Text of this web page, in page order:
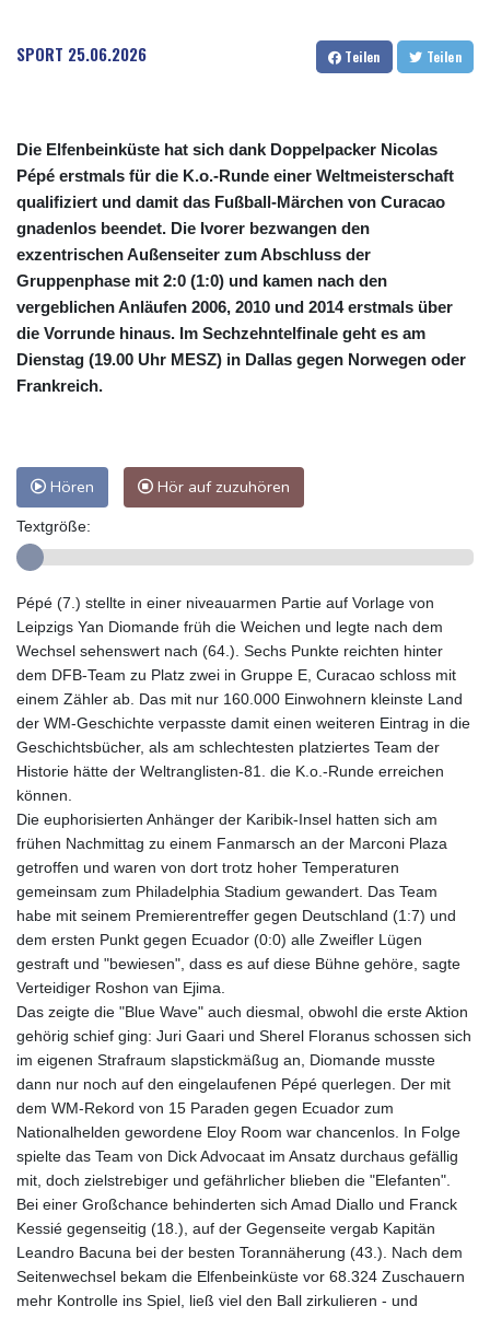
Verurteilte Linksextremistin: Bundesgerichtshof bestätigt
SPORT 25.06.2026 Teilen Teilen
Die Elfenbeinküste hat sich dank Doppelpacker Nicolas
Pépé erstmals für die K.o.-Runde einer Weltmeisterschaft
qualifiziert und damit das Fußball-Märchen von Curacao
gnadenlos beendet. Die Ivorer bezwangen den
exzentrischen Außenseiter zum Abschluss der
Gruppenphase mit 2:0 (1:0) und kamen nach den
vergeblichen Anläufen 2006, 2010 und 2014 erstmals über
die Vorrunde hinaus. Im Sechzehntelfinale geht es am
Dienstag (19.00 Uhr MESZ) in Dallas gegen Norwegen oder
Frankreich.
Hören Hör auf zuzuhören
Textgröße:
Pépé (7.) stellte in einer niveauarmen Partie auf Vorlage von
Leipzigs Yan Diomande früh die Weichen und legte nach dem
Wechsel sehenswert nach (64.). Sechs Punkte reichten hinter
dem DFB-Team zu Platz zwei in Gruppe E, Curacao schloss mit
einem Zähler ab. Das mit nur 160.000 Einwohnern kleinste Land
der WM-Geschichte verpasste damit einen weiteren Eintrag in die
Geschichtsbücher, als am schlechtesten platziertes Team der
Historie hätte der Weltranglisten-81. die K.o.-Runde erreichen
können.
Die euphorisierten Anhänger der Karibik-Insel hatten sich am
frühen Nachmittag zu einem Fanmarsch an der Marconi Plaza
getroffen und waren von dort trotz hoher Temperaturen
gemeinsam zum Philadelphia Stadium gewandert. Das Team
habe mit seinem Premierentreffer gegen Deutschland (1:7) und
dem ersten Punkt gegen Ecuador (0:0) alle Zweifler Lügen
gestraft und "bewiesen", dass es auf diese Bühne gehöre, sagte
Verteidiger Roshon van Ejima.
Das zeigte die "Blue Wave" auch diesmal, obwohl die erste Aktion
gehörig schief ging: Juri Gaari und Sherel Floranus schossen sich
im eigenen Strafraum slapstickmäßug an, Diomande musste
dann nur noch auf den eingelaufenen Pépé querlegen. Der mit
dem WM-Rekord von 15 Paraden gegen Ecuador zum
Nationalhelden gewordene Eloy Room war chancenlos. In Folge
spielte das Team von Dick Advocaat im Ansatz durchaus gefällig
mit, doch zielstrebiger und gefährlicher blieben die "Elefanten".
Bei einer Großchance behinderten sich Amad Diallo und Franck
Kessié gegenseitig (18.), auf der Gegenseite vergab Kapitän
Leandro Bacuna bei der besten Torannäherung (43.). Nach dem
Seitenwechsel bekam die Elfenbeinküste vor 68.324 Zuschauern
mehr Kontrolle ins Spiel, ließ viel den Ball zirkulieren - und